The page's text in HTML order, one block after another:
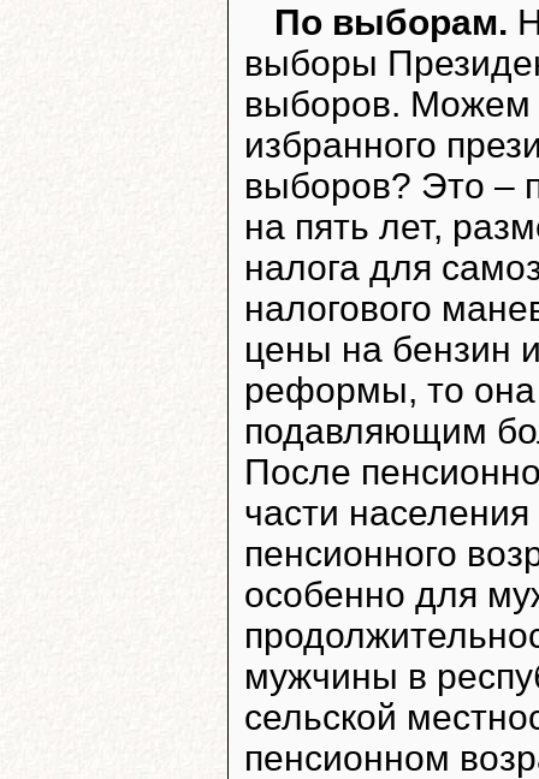
По выборам.
выборы
выборов. Можем
избранного
выборов? Это –
на пять лет,
налога для
налогового
цены на бензин
реформы, то она
подавляющим
После
части
пенсионного
особенно для
мужчины в
сельской
пенсионном